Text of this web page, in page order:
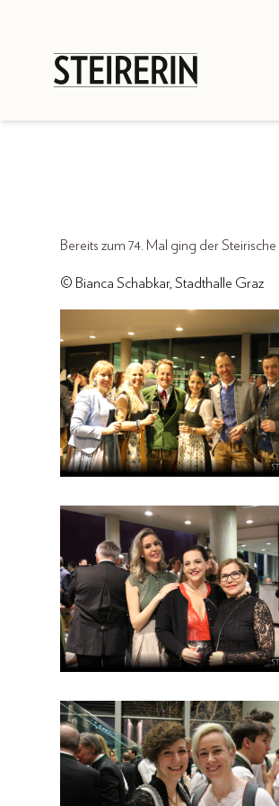
Bereits zum 74. Mal ging der
© Bianca Schabkar, Stadthalle Graz